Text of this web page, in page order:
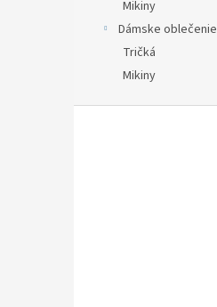
Mikiny
Dámske oblečenie
Tričká
Mikiny